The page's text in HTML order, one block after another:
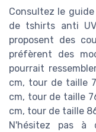
Consultez le
de tshirts anti
proposent des
préfèrent des
pourrait
cm, tour de taille
cm, tour de taille
cm, tour de taille
N'hésitez pas à